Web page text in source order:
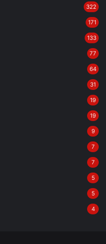
322
171
133
77
64
31
19
19
9
7
7
5
5
4